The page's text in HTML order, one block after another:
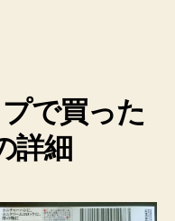
で買った
詳細